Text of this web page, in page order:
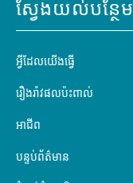
ស្វែងយល់បន្ថែម
អ្វីដែលយើងធ្វើ
រឿងរ៉ាវផលប៉ះពាល់
អាជីព
បន្ទប់ព័ត៌មាន